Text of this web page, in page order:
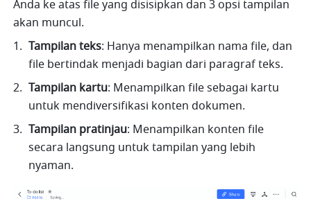
Anda ke atas file yang disisipkan dan 3 opsi tampilan
akan muncul.
Tampilan teks: Hanya menampilkan nama file, dan
file bertindak menjadi bagian dari paragraf teks.
Tampilan kartu: Menampilkan file sebagai kartu
untuk mendiversifikasi konten dokumen.
Tampilan pratinjau: Menampilkan konten file
secara langsung untuk tampilan yang lebih
nyaman.